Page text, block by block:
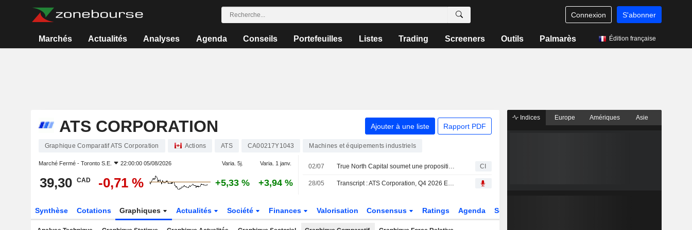
Connexion S'abonner
Marchés Actualités Analyses Agenda Conseils Portefeuilles Listes Trading Screeners Outils Palmarès Édition française
ATS CORPORATION Ajouter à une liste Rapport PDF
Graphique Comparatif ATS Corporation Actions ATS CA00217Y1043 Machines et équipements industriels
Marché Fermé - Toronto S.E. 22:00:00 05/08/2026 Varia. 5j. Varia. 1 janv.
39,30 CAD -0,71 % +5,33 % +3,94 %
02/07 True North Capital soumet une proposition d'actionnaire à ATS Corporation CI
28/05 Transcript : ATS Corporation, Q4 2026 Earnings Call, May 28, 2026
Synthèse Cotations Graphiques Actualités Société Finances Valorisation Consensus Ratings Agenda Secteur
Indices Europe Amériques Asie